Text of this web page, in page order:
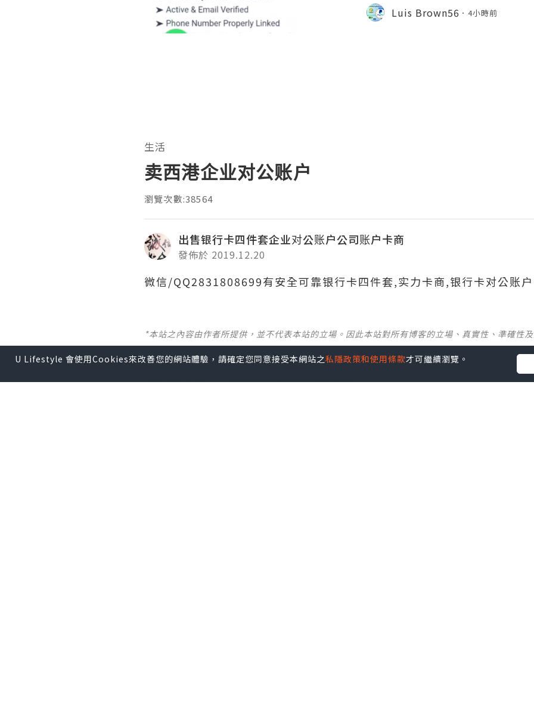
ounts gives you a fast, secure,
nts to access a secur
Luis Brown56 4小時前
生活
卖西港企业对公账户
瀏覽次數:38564
出售银行卡四件套企业对公账户公司账户卡商
發佈於 2019.12.20
微信/QQ2831808699有安全可靠银行卡四件套,实力卡商,银行卡对公账户
*本站之內容由作者所提供，並不代表本站的立場。因此本站對所有博客的立場、真實性、準確性
【 U Creator 招募 】
U Lifestyle 會使用Cookies來改善您的網站體驗，請確定您同意接受本網站之私隱政策和使用條款才可繼續瀏覽。